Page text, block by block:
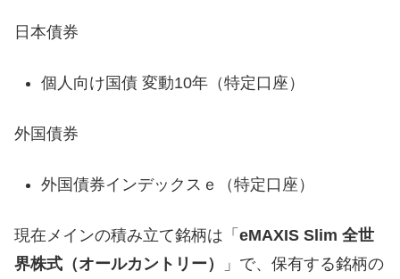
日本債券
個人向け国債 変動10年（特定口座）
外国債券
外国債券インデックスｅ（特定口座）
現在メインの積み立て銘柄は「 eMAXIS Slim 全世
界株式（オールカントリー）
」で、保有する銘柄の